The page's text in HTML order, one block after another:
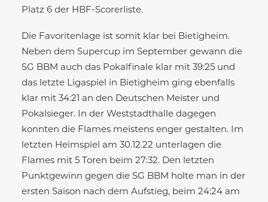
Platz 6 der HBF-Scorerliste.
Die Favoritenlage ist somit klar bei Bietigheim.
Neben dem Supercup im September gewann die
SG BBM auch das Pokalfinale klar mit 39:25 und
das letzte Ligaspiel in Bietigheim ging ebenfalls
klar mit 34:21 an den Deutschen Meister und
Pokalsieger. In der Weststadthalle dagegen
konnten die Flames meistens enger gestalten. Im
letzten Heimspiel am 30.12.22 unterlagen die
Flames mit 5 Toren beim 27:32. Den letzten
Punktgewinn gegen die SG BBM holte man in der
ersten Saison nach dem Aufstieg, beim 24:24 am